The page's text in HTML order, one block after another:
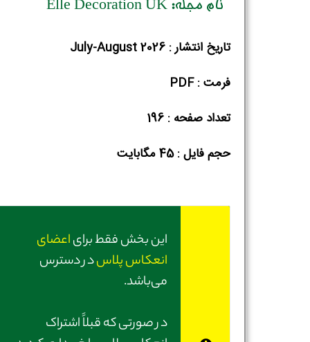
نام مجله: Elle Decoration UK
تاریخ انتشار : July-August 2026
فرمت : PDF
تعداد صفحه : 196
حجم فایل :‌ 45 مگابایت
این بخش فقط برایاعضای
انعکاس پلاسدر دسترس
می‌باشد.
در صورتی‌ که قبلاً اشتراک